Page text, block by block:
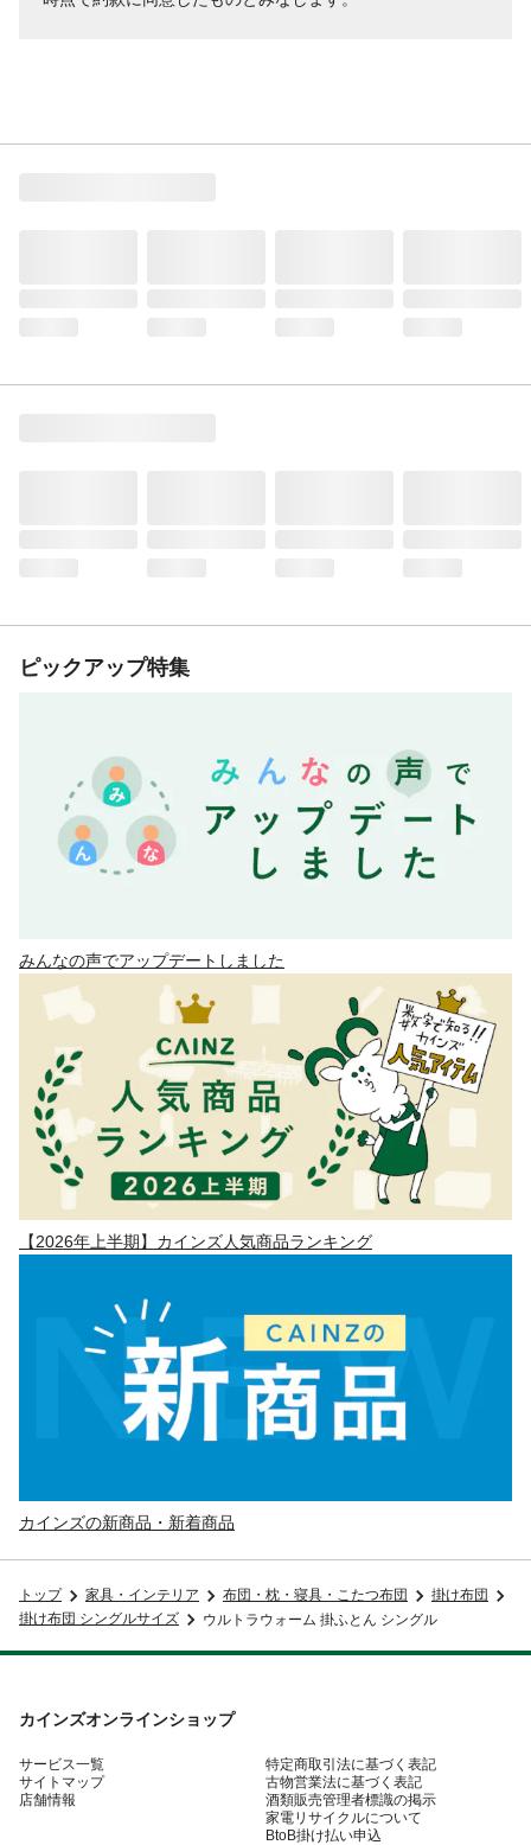
ピックアップ特集
みんなの声でアップデートしました
【2026年上半期】カインズ人気商品ランキング
カインズの新商品・新着商品
トップ 家具・インテリア 布団・枕・寝具・こたつ布団
掛け布団
掛け布団 シングルサイズ
ウルトラウォーム 掛ふとん シングル
カインズオンラインショップ
サービス一覧
サイトマップ
店舗情報
特定商取引法に基づく表記
古物営業法に基づく表記
酒類販売管理者標識の掲示
家電リサイクルについて
BtoB掛け払い申込